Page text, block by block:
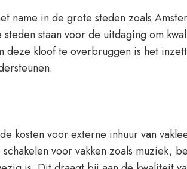
in de grote steden zoals
staan voor de uitdaging om
kloof te overbruggen is het
kosten voor externe inhuur van
voor vakken zoals muziek,